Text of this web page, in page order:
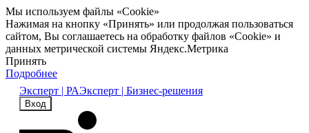
Мы используем файлы «Cookie»
Нажимая на кнопку «Принять» или продолжая пользоваться
сайтом, Вы соглашаетесь на обработку файлов «Cookie» и
данных метрической системы Яндекс.Метрика
Принять
Подробнее
Эксперт | РАЭксперт | Бизнес-решения
Вход